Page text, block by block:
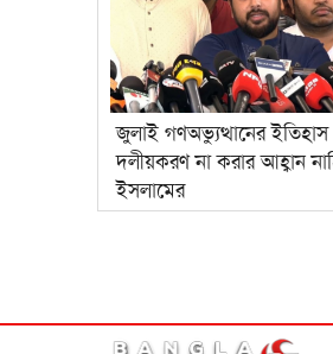
জুলাই গণঅভ্যুত্থানের ইতিহাস
দলীয়করণ না করার আহ্বান
ইসলামের